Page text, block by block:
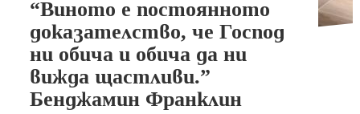
“Виното е постоянното
доказателство, че Господ
ни обича и обича да ни
вижда щастливи.”
Бенджамин Франклин